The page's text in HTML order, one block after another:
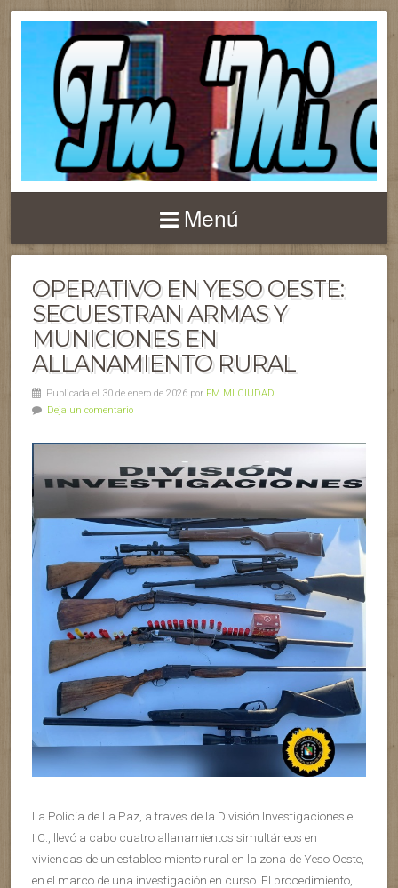
Menú
OPERATIVO EN YESO OESTE:
SECUESTRAN ARMAS Y
MUNICIONES EN
ALLANAMIENTO RURAL
Publicada el 30 de enero de 2026 por FM MI CIUDAD
Deja un comentario
La Policía de La Paz, a través de la División Investigaciones e
I.C., llevó a cabo cuatro allanamientos simultáneos en
viviendas de un establecimiento rural en la zona de Yeso Oeste,
en el marco de una investigación en curso. El procedimiento,